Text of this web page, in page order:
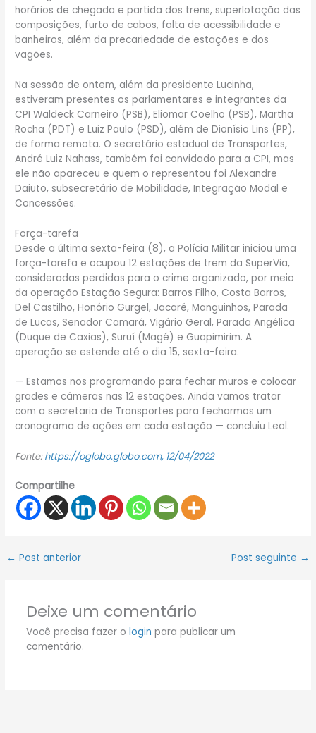
horários de chegada e partida dos trens, superlotação das
composições, furto de cabos, falta de acessibilidade e
banheiros, além da precariedade de estações e dos
vagões.
Na sessão de ontem, além da presidente Lucinha,
estiveram presentes os parlamentares e integrantes da
CPI Waldeck Carneiro (PSB), Eliomar Coelho (PSB), Martha
Rocha (PDT) e Luiz Paulo (PSD), além de Dionísio Lins (PP),
de forma remota. O secretário estadual de Transportes,
André Luiz Nahass, também foi convidado para a CPI, mas
ele não apareceu e quem o representou foi Alexandre
Daiuto, subsecretário de Mobilidade, Integração Modal e
Concessões.
Força-tarefa
Desde a última sexta-feira (8), a Polícia Militar iniciou uma
força-tarefa e ocupou 12 estações de trem da SuperVia,
consideradas perdidas para o crime organizado, por meio
da operação Estação Segura: Barros Filho, Costa Barros,
Del Castilho, Honório Gurgel, Jacaré, Manguinhos, Parada
de Lucas, Senador Camará, Vigário Geral, Parada Angélica
(Duque de Caxias), Suruí (Magé) e Guapimirim. A
operação se estende até o dia 15, sexta-feira.
— Estamos nos programando para fechar muros e colocar
grades e câmeras nas 12 estações. Ainda vamos tratar
com a secretaria de Transportes para fecharmos um
cronograma de ações em cada estação — concluiu Leal.
Fonte:https://oglobo.globo.com, 12/04/2022
Compartilhe
← Post anterior Post seguinte →
Deixe um comentário
Você precisa fazer o login para publicar um
comentário.